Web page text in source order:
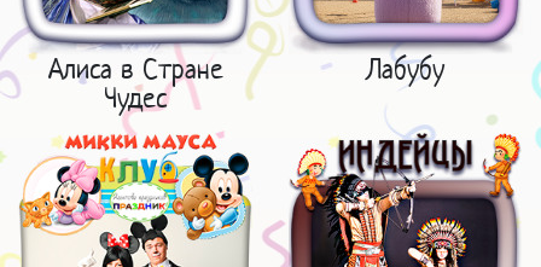
Алиса в Стране
Чудес
Лабубу